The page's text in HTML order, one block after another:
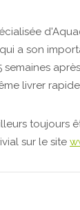
a son
semaines
livrer
toujours
sur le site